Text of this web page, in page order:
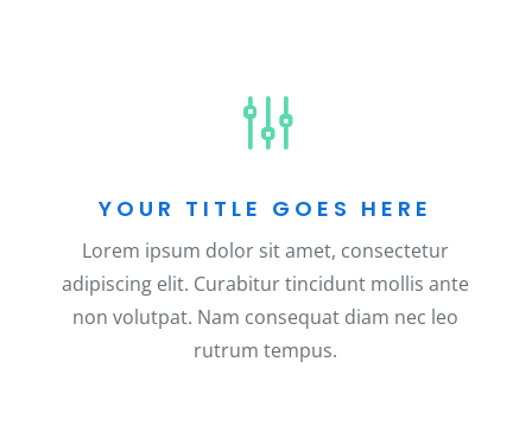
g
YOUR TITLE GOES HERE
Lorem ipsum dolor sit amet, consectetur
adipiscing elit. Curabitur tincidunt mollis ante
non volutpat. Nam consequat diam nec leo
rutrum tempus.